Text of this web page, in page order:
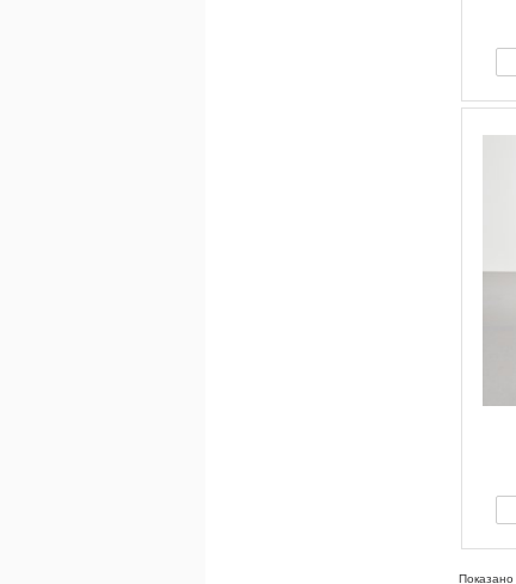
Показано